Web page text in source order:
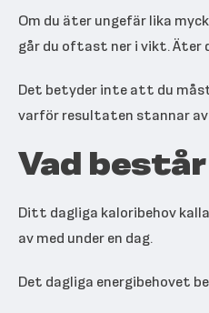
Om du äter ungefär lika
går du oftast ner i vikt. Äter
Det betyder inte att du
varför resultaten stannar
Vad
Ditt dagliga kaloribehov
av med under en dag.
Det dagliga energibehovet